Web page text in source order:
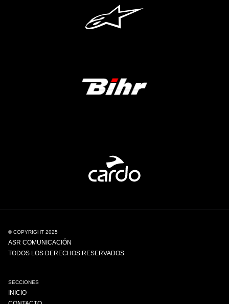
© COPYRIGHT 2025
ASR COMUNICACIÓN
TODOS LOS DERECHOS RESERVADOS
SECCIONES
INICIO